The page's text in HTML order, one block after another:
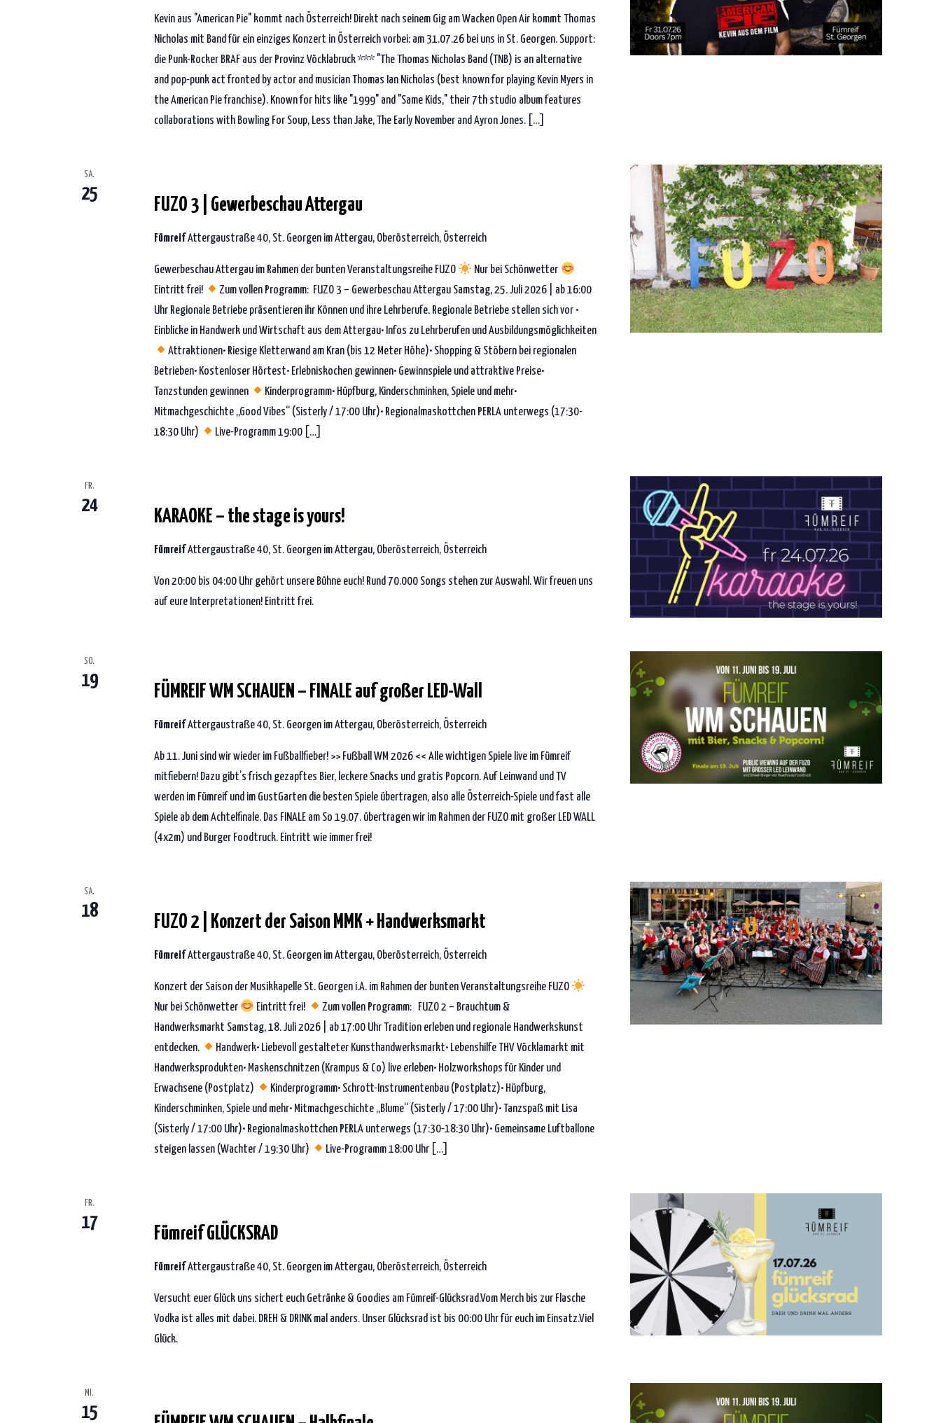
Kevin aus "American Pie" kommt nach Österreich! Direkt nach seinem Gig am Wacken Open Air kommt Thomas
Nicholas mit Band für ein einziges Konzert in Österreich vorbei: am 31.07.26 bei uns in St. Georgen. Support:
die Punk-Rocker BRAF aus der Provinz Vöcklabruck *** "The Thomas Nicholas Band (TNB) is an alternative
and pop-punk act fronted by actor and musician Thomas Ian Nicholas (best known for playing Kevin Myers in
the American Pie franchise). Known for hits like "1999" and "Same Kids," their 7th studio album features
collaborations with Bowling For Soup, Less than Jake, The Early November and Ayron Jones. […]
SA.
25
FUZO 3 | Gewerbeschau Attergau
Fümreif Attergaustraße 40, St. Georgen im Attergau, Oberösterreich, Österreich
Gewerbeschau Attergau im Rahmen der bunten Veranstaltungsreihe FUZO
Nur bei Schönwetter
Eintritt frei!
Zum vollen Programm: FUZO 3 – Gewerbeschau Attergau Samstag, 25. Juli 2026 | ab 16:00
Uhr Regionale Betriebe präsentieren ihr Können und ihre Lehrberufe. Regionale Betriebe stellen sich vor •
Einblicke in Handwerk und Wirtschaft aus dem Attergau• Infos zu Lehrberufen und Ausbildungsmöglichkeiten
Attraktionen• Riesige Kletterwand am Kran (bis 12 Meter Höhe)• Shopping & Stöbern bei regionalen
Betrieben• Kostenloser Hörtest• Erlebniskochen gewinnen• Gewinnspiele und attraktive Preise•
Tanzstunden gewinnen
Kinderprogramm• Hüpfburg, Kinderschminken, Spiele und mehr•
Mitmachgeschichte „Good Vibes“ (Sisterly / 17:00 Uhr)• Regionalmaskottchen PERLA unterwegs (17:30-
18:30 Uhr)
Live-Programm 19:00 […]
FR.
24
KARAOKE – the stage is yours!
Fümreif Attergaustraße 40, St. Georgen im Attergau, Oberösterreich, Österreich
Von 20:00 bis 04:00 Uhr gehört unsere Bühne euch! Rund 70.000 Songs stehen zur Auswahl. Wir freuen uns
auf eure Interpretationen! Eintritt frei.
SO.
19
FÜMREIF WM SCHAUEN – FINALE auf großer LED-Wall
Fümreif Attergaustraße 40, St. Georgen im Attergau, Oberösterreich, Österreich
Ab 11. Juni sind wir wieder im Fußballfieber! >> Fußball WM 2026 << Alle wichtigen Spiele live im Fümreif
mitfiebern! Dazu gibt’s frisch gezapftes Bier, leckere Snacks und gratis Popcorn. Auf Leinwand und TV
werden im Fümreif und im GustGarten die besten Spiele übertragen, also alle Österreich-Spiele und fast alle
Spiele ab dem Achtelfinale. Das FINALE am So 19.07. übertragen wir im Rahmen der FUZO mit großer LED WALL
(4x2m) und Burger Foodtruck. Eintritt wie immer frei!
SA.
18
FUZO 2 | Konzert der Saison MMK + Handwerksmarkt
Fümreif Attergaustraße 40, St. Georgen im Attergau, Oberösterreich, Österreich
Konzert der Saison der Musikkapelle St. Georgen i.A. im Rahmen der bunten Veranstaltungsreihe FUZO
Nur bei Schönwetter
Eintritt frei!
Zum vollen Programm: FUZO 2 – Brauchtum &
Handwerksmarkt Samstag, 18. Juli 2026 | ab 17:00 Uhr Tradition erleben und regionale Handwerkskunst
entdecken.
Handwerk• Liebevoll gestalteter Kunsthandwerksmarkt• Lebenshilfe THV Vöcklamarkt mit
Handwerksprodukten• Maskenschnitzen (Krampus & Co) live erleben• Holzworkshops für Kinder und
Erwachsene (Postplatz)
Kinderprogramm• Schrott-Instrumentenbau (Postplatz)• Hüpfburg,
Kinderschminken, Spiele und mehr• Mitmachgeschichte „Blume“ (Sisterly / 17:00 Uhr)• Tanzspaß mit Lisa
(Sisterly / 17:00 Uhr)• Regionalmaskottchen PERLA unterwegs (17:30-18:30 Uhr)• Gemeinsame Luftballone
steigen lassen (Wachter / 19:30 Uhr)
Live-Programm 18:00 Uhr […]
FR.
17
Fümreif GLÜCKSRAD
Fümreif Attergaustraße 40, St. Georgen im Attergau, Oberösterreich, Österreich
Versucht euer Glück uns sichert euch Getränke & Goodies am Fümreif-Glücksrad.Vom Merch bis zur Flasche
Vodka ist alles mit dabei. DREH & DRINK mal anders. Unser Glücksrad ist bis 00:00 Uhr für euch im Einsatz.Viel
Glück.
MI.
15